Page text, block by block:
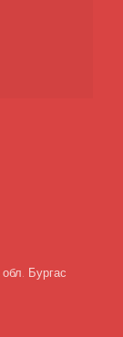
Бургас